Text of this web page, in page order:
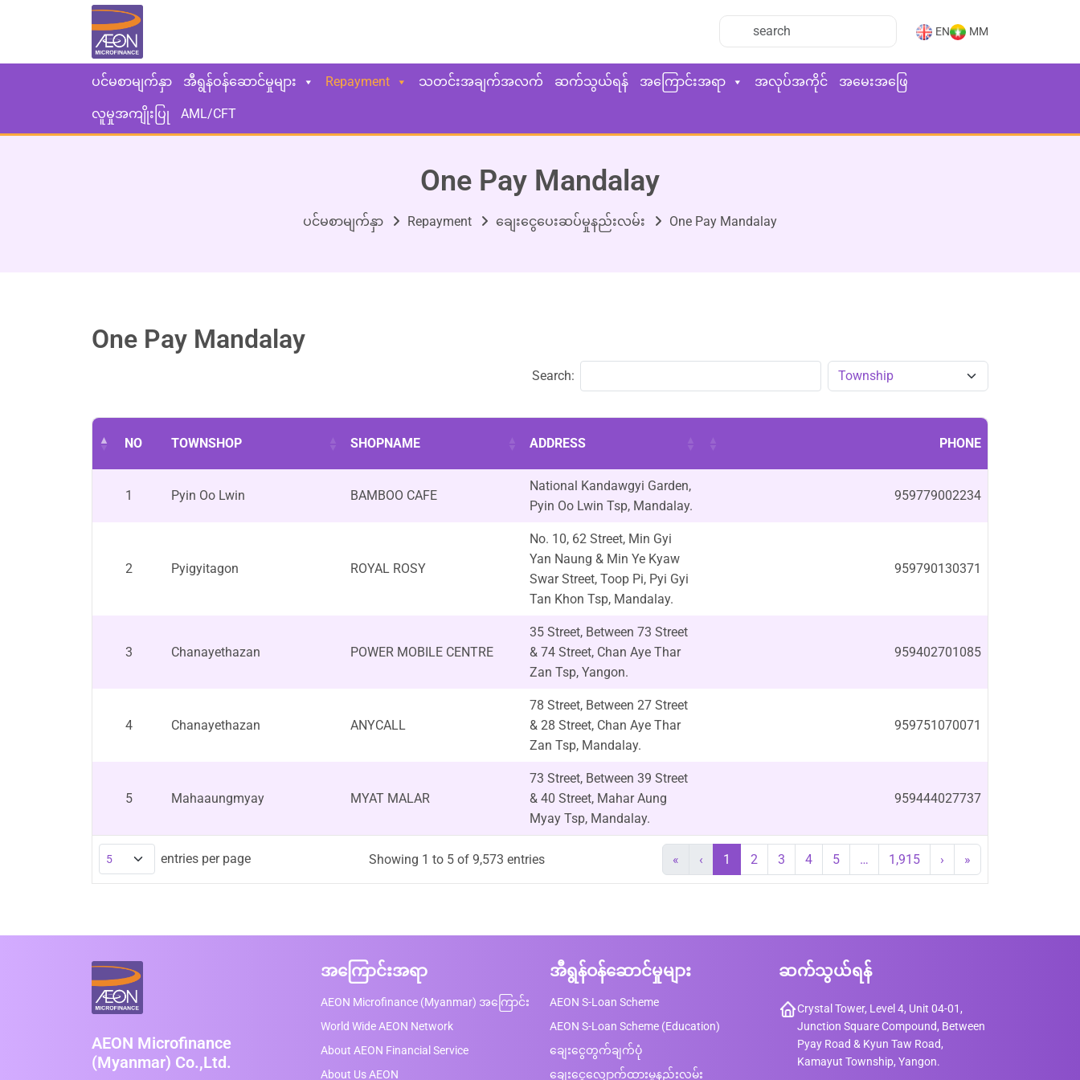
EN MM
ပင်မစာမျက်နှာ အီရွန်ဝန်ဆောင်မှုများ Repayment သတင်းအချက်အလက် ဆက်သွယ်ရန် အကြောင်းအရာ အလုပ်အကိုင် အမေးအဖြေ
လူမှုအကျိုးပြု AML/CFT
One Pay Mandalay
ပင်မစာမျက်နှာ Repayment ချေးငွေပေးဆပ်မှုနည်းလမ်း One Pay Mandalay
One Pay Mandalay
Search:
NO TOWNSHOP SHOPNAME ADDRESS PHONE
1 Pyin Oo Lwin BAMBOO CAFE
National Kandawgyi Garden,
Pyin Oo Lwin Tsp, Mandalay.
959779002234
2 Pyigyitagon ROYAL ROSY
No. 10, 62 Street, Min Gyi
Yan Naung & Min Ye Kyaw
Swar Street, Toop Pi, Pyi Gyi
Tan Khon Tsp, Mandalay.
959790130371
3 Chanayethazan POWER MOBILE CENTRE
35 Street, Between 73 Street
& 74 Street, Chan Aye Thar
Zan Tsp, Yangon.
959402701085
4 Chanayethazan ANYCALL
78 Street, Between 27 Street
& 28 Street, Chan Aye Thar
Zan Tsp, Mandalay.
959751070071
5 Mahaaungmyay MYAT MALAR
73 Street, Between 39 Street
& 40 Street, Mahar Aung
Myay Tsp, Mandalay.
959444027737
entries per page Showing 1 to 5 of 9,573 entries « ‹ 1 2 3 4 5 … 1,915 › »
AEON Microfinance
(Myanmar) Co.,Ltd.
အကြောင်းအရာ
AEON Microfinance (Myanmar) အကြောင်း
World Wide AEON Network
About AEON Financial Service
About Us AEON
အီရွန်ဝန်ဆောင်မှုများ
AEON S-Loan Scheme
AEON S-Loan Scheme (Education)
ချေးငွေတွက်ချက်ပုံ
ချေးငွေလျှောက်ထားမှုနည်းလမ်း
ဆက်သွယ်ရန်
Crystal Tower, Level 4, Unit 04-01,
Junction Square Compound, Between
Pyay Road & Kyun Taw Road,
Kamayut Township, Yangon.